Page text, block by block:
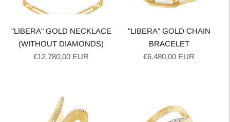
"LIBERA" GOLD NECKLACE
(WITHOUT DIAMONDS)
Normale
€12.780,00 EUR
"LIBERA" GOLD CHAIN
BRACELET
Normale
€6.480,00 EUR